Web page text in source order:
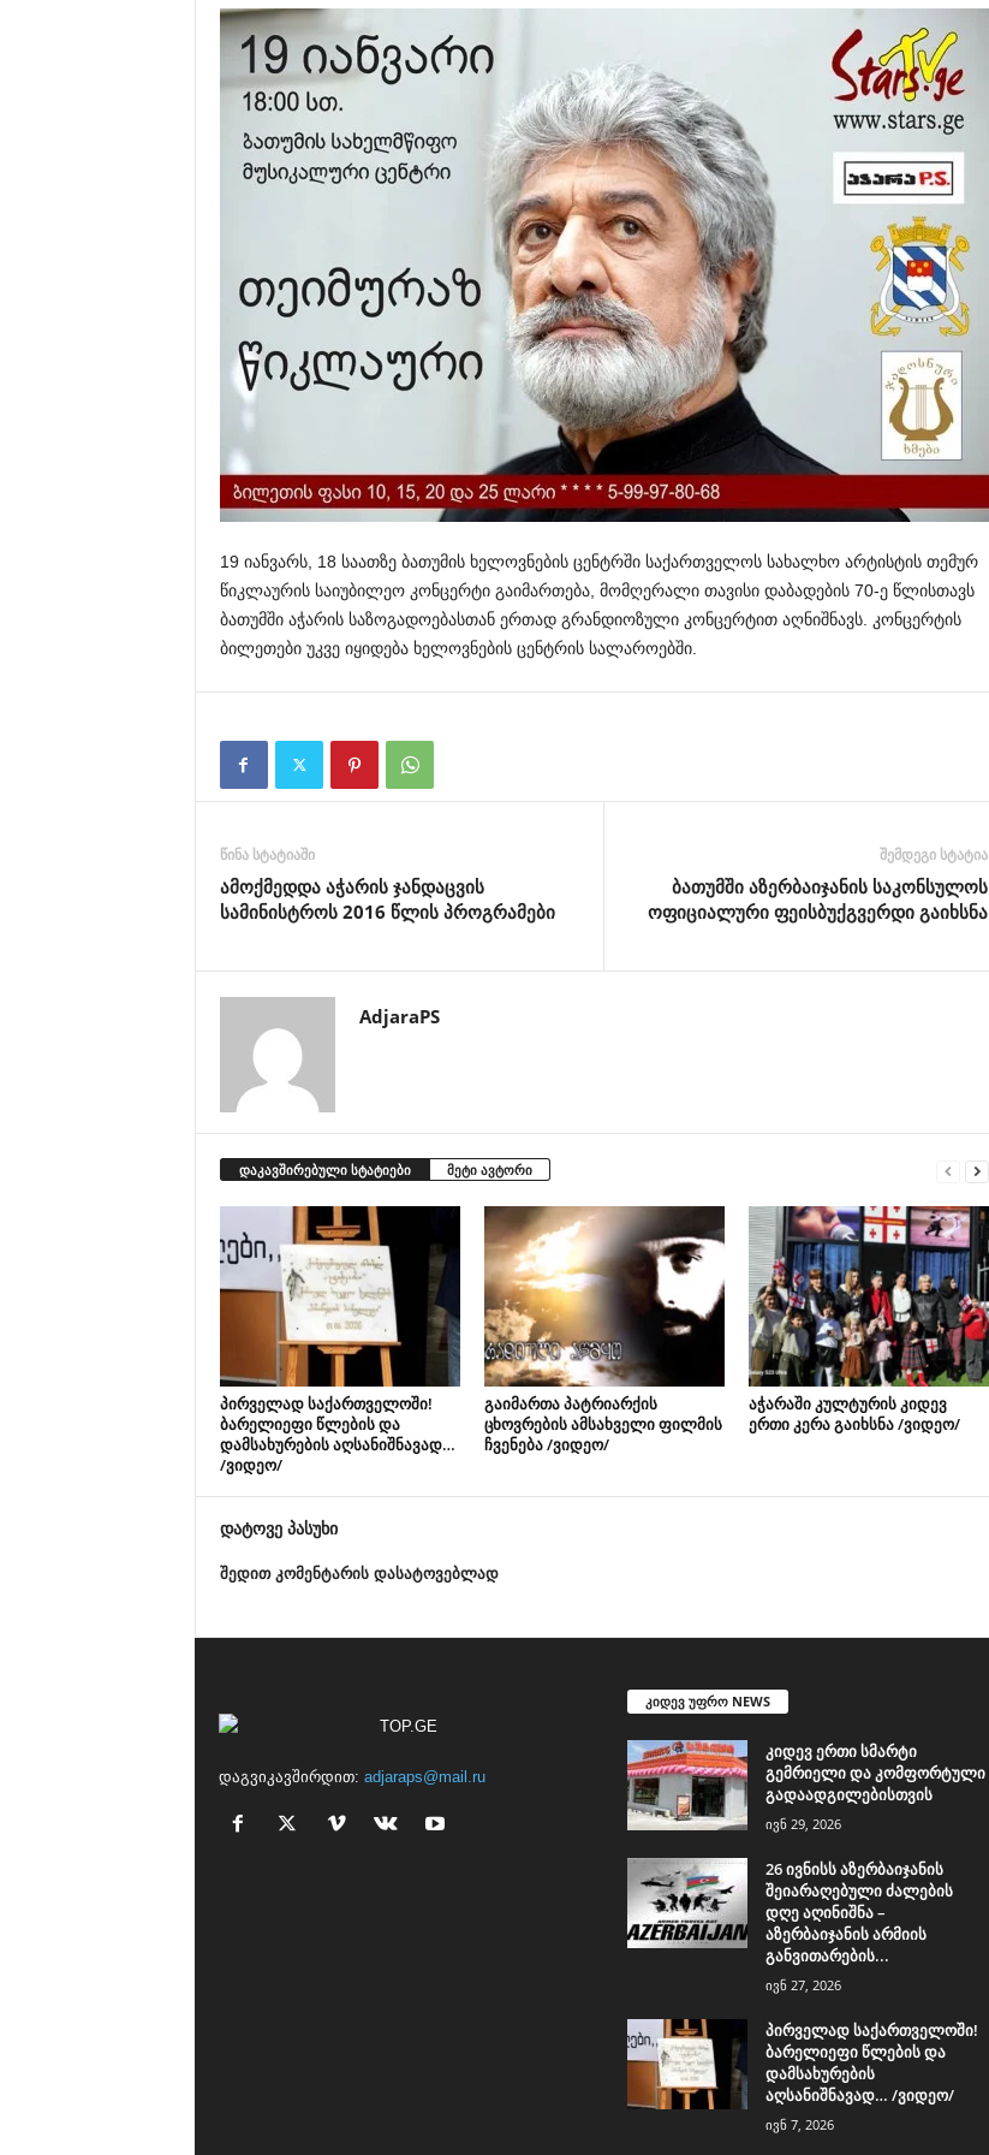
19 იანვარს, 18 საათზე ბათუმის ხელოვნების ცენტრში საქართველოს სახალხო არტისტის თემურ
წიკლაურის საიუბილეო კონცერტი გაიმართება, მომღერალი თავისი დაბადების 70-ე წლისთავს
ბათუმში აჭარის საზოგადოებასთან ერთად გრანდიოზული კონცერტით აღნიშნავს. კონცერტის
ბილეთები უკვე იყიდება ხელოვნების ცენტრის სალაროებში.
წინა სტატიაში
ამოქმედდა აჭარის ჯანდაცვის
სამინისტროს 2016 წლის პროგრამები
შემდეგი სტატია
ბათუმში აზერბაიჯანის საკონსულოს
ოფიციალური ფეისბუქგვერდი გაიხსნა
AdjaraPS
დაკავშირებული სტატიები მეტი ავტორი
პირველად საქართველოში!
ბარელიეფი წლების და
დამსახურების აღსანიშნავად…
/ვიდეო/
გაიმართა პატრიარქის
ცხოვრების ამსახველი ფილმის
ჩვენება /ვიდეო/
აჭარაში კულტურის კიდევ
ერთი კერა გაიხსნა /ვიდეო/
დატოვე პასუხი
შედით კომენტარის დასატოვებლად
დაგვიკავშირდით: adjaraps@mail.ru
კიდევ უფრო NEWS
კიდევ ერთი სმარტი
გემრიელი და კომფორტული
გადაადგილებისთვის
ივნ 29, 2026
26 ივნისს აზერბაიჯანის
შეიარაღებული ძალების
დღე აღინიშნა –
აზერბაიჯანის არმიის
განვითარების...
ივნ 27, 2026
პირველად საქართველოში!
ბარელიეფი წლების და
დამსახურების
აღსანიშნავად… /ვიდეო/
ივნ 7, 2026